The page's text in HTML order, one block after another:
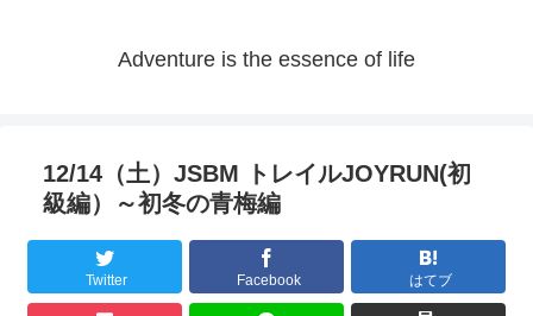
Adventure is the essence of life
12/14（土）JSBM トレイルJOYRUN(初
級編）～初冬の青梅編
Twitter Facebook はてブ